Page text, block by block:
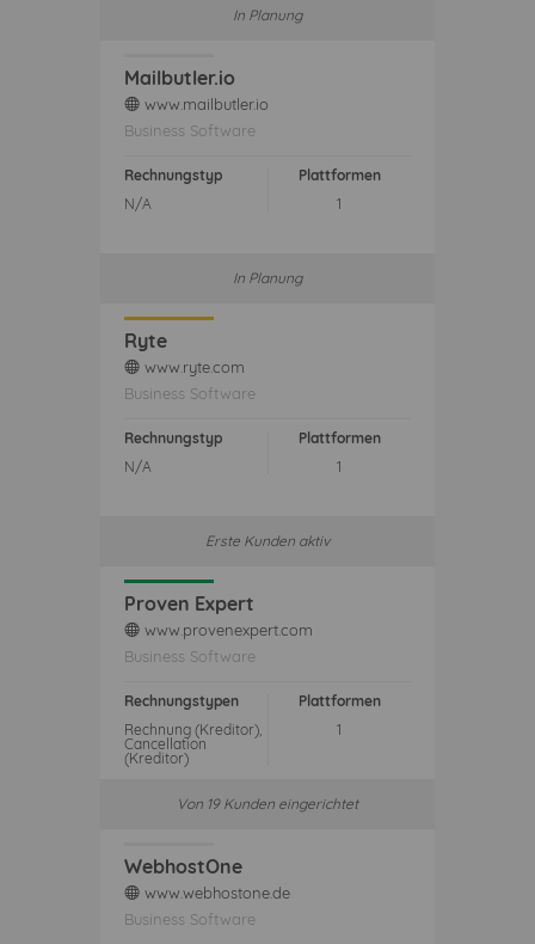
In Planung
Mailbutler.io
web www.mailbutler.io
Business Software
Rechnungstyp
N/A
Plattformen
1
In Planung
Ryte
web www.ryte.com
Business Software
Rechnungstyp
N/A
Plattformen
1
Erste Kunden aktiv
Proven Expert
web www.provenexpert.com
Business Software
Rechnungstypen
Rechnung (Kreditor),
Cancellation
(Kreditor)
Plattformen
1
Von 19 Kunden eingerichtet
WebhostOne
web www.webhostone.de
Business Software